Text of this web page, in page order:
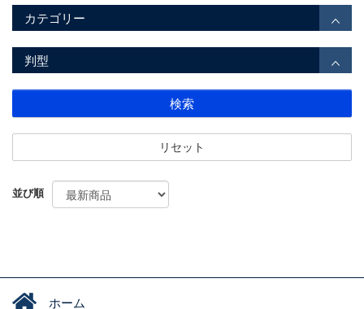
カテゴリー
判型
検索
リセット
並び順
ホーム